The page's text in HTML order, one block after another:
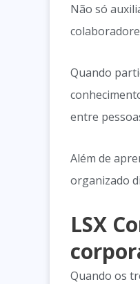
Não só
Quando
entre
Além de
organizado
LSX
Quando os